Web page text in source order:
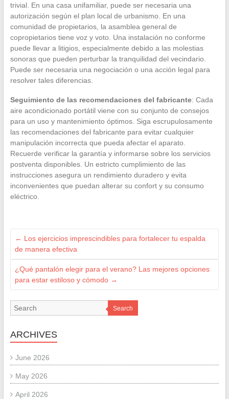
trivial. En una casa unifamiliar, puede ser necesaria una
autorización según el plan local de urbanismo. En una
comunidad de propietarios, la asamblea general de
copropietarios tiene voz y voto. Una instalación no conforme
puede llevar a litigios, especialmente debido a las molestias
sonoras que pueden perturbar la tranquilidad del vecindario.
Puede ser necesaria una negociación o una acción legal para
resolver tales diferencias.
Seguimiento de las recomendaciones del fabricante: Cada
aire acondicionado portátil viene con su conjunto de consejos
para un uso y mantenimiento óptimos. Siga escrupulosamente
las recomendaciones del fabricante para evitar cualquier
manipulación incorrecta que pueda afectar el aparato.
Recuerde verificar la garantía y informarse sobre los servicios
postventa disponibles. Un estricto cumplimiento de las
instrucciones asegura un rendimiento duradero y evita
inconvenientes que puedan alterar su confort y su consumo
eléctrico.
← Los ejercicios imprescindibles para fortalecer tu espalda
de manera efectiva
¿Qué pantalón elegir para el verano? Las mejores opciones
para estar estiloso y cómodo →
Search
ARCHIVES
June 2026
May 2026
April 2026